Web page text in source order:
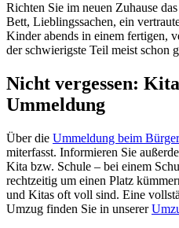
Richten Sie im neuen Zuhause das
Bett, Lieblingssachen, ein
Kinder abends in einem fertigen,
der schwierigste Teil meist schon
Nicht vergessen:
Ummeldung
Über die Ummeldung beim
miterfasst. Informieren Sie
Kita bzw. Schule – bei einem
rechtzeitig um einen Platz
und Kitas oft voll sind. Eine
Umzug finden Sie in unserer